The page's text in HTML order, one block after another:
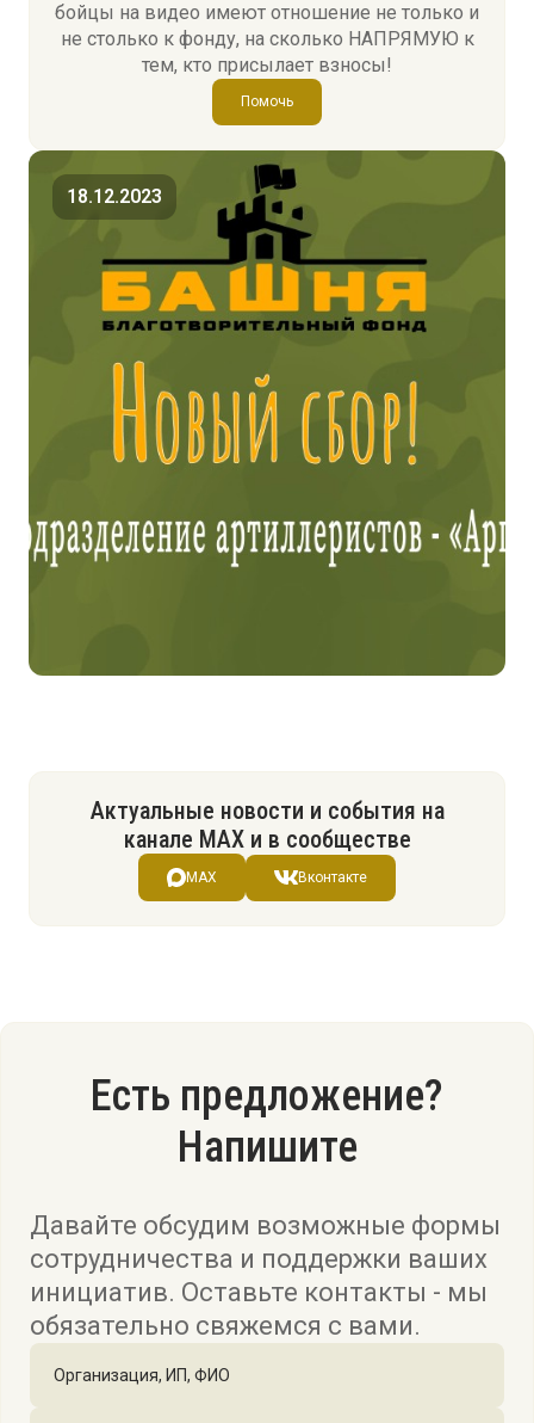
бойцы на видео имеют отношение не только и
не столько к фонду, на сколько НАПРЯМУЮ к
тем, кто присылает взносы!
Помочь
18.12.2023
Актуальные новости и события на
канале МАХ и в сообществе
MAX Вконтакте
Есть предложение?
Напишите
Давайте обсудим возможные формы
сотрудничества и поддержки ваших
инициатив. Оставьте контакты - мы
обязательно свяжемся с вами.